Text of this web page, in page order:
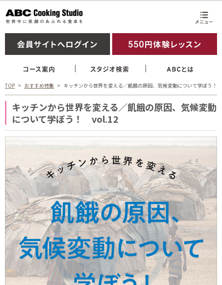
TOP おすすめ特集 キッチンから世界を変える／飢餓の原因、気候変動について学ぼう！
キッチンから世界を変える／飢餓の原因、気候変動
について学ぼう！ vol.12